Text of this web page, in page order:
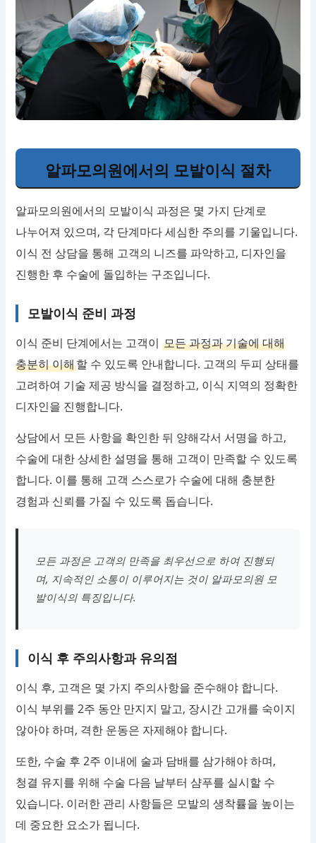
알파모의원에서의 모발이식 절차
알파모의원에서의 모발이식 과정은 몇 가지 단계로
나누어져 있으며, 각 단계마다 세심한 주의를 기울입니다.
이식 전 상담을 통해 고객의 니즈를 파악하고, 디자인을
진행한 후 수술에 돌입하는 구조입니다.
모발이식 준비 과정
이식 준비 단계에서는 고객이모든 과정과 기술에 대해
충분히 이해할 수 있도록 안내합니다. 고객의 두피 상태를
고려하여 기술 제공 방식을 결정하고, 이식 지역의 정확한
디자인을 진행합니다.
상담에서 모든 사항을 확인한 뒤 양해각서 서명을 하고,
수술에 대한 상세한 설명을 통해 고객이 만족할 수 있도록
합니다. 이를 통해 고객 스스로가 수술에 대해 충분한
경험과 신뢰를 가질 수 있도록 돕습니다.
모든 과정은 고객의 만족을 최우선으로 하여 진행되
며, 지속적인 소통이 이루어지는 것이 알파모의원 모
발이식의 특징입니다.
이식 후 주의사항과 유의점
이식 후, 고객은 몇 가지 주의사항을 준수해야 합니다.
이식 부위를 2주 동안 만지지 말고, 장시간 고개를 숙이지
않아야 하며, 격한 운동은 자제해야 합니다.
또한, 수술 후 2주 이내에 술과 담배를 삼가해야 하며,
청결 유지를 위해 수술 다음 날부터 샴푸를 실시할 수
있습니다. 이러한 관리 사항들은 모발의 생착률을 높이는
데 중요한 요소가 됩니다.